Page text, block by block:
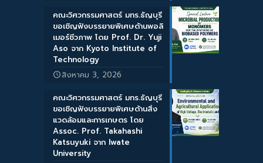
คณะวิศวกรรมศาสตร์ มทร.ธัญบุรี
ขอเชิญฟังบรรยายพิเศษด้านพอลิ
เมอร์ชีวภาพ โดย Prof. Dr. Yuji
Aso จาก Kyoto Institute of
Technology
สิงหาคม 3, 2026
คณะวิศวกรรมศาสตร์ มทร.ธัญบุรี
ขอเชิญฟังบรรยายพิเศษด้านสิ่ง
แวดล้อมและการเกษตร โดย
Assoc. Prof. Takahashi
Katsuyuki จาก Iwate
University